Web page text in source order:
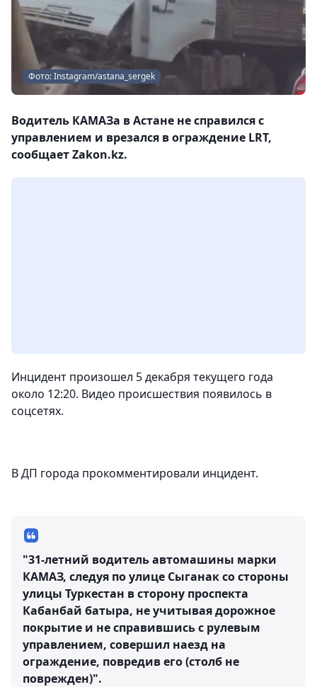
Фото: Instagram/astana_sergek
Водитель КАМАЗа в Астане не справился с
управлением и врезался в ограждение LRT,
сообщает Zakon.kz.
Инцидент произошел 5 декабря текущего года
около 12:20. Видео происшествия появилось в
соцсетях.
В ДП города прокомментировали инцидент.
"31-летний водитель автомашины марки
КАМАЗ, следуя по улице Сыганак со стороны
улицы Туркестан в сторону проспекта
Кабанбай батыра, не учитывая дорожное
покрытие и не справившись с рулевым
управлением, совершил наезд на
ограждение, повредив его (столб не
поврежден)".